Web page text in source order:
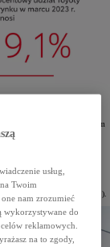
rynku motoryzacyjnego. W tym
niż w przypadku marki
osobowych wzrósł
aż sześć modeli Toyoty.
się Yaris (5365 egz.), drugą
Toyota C-HR w zestawieniu
a RAV4 – dziewiąte (2125 egz.).
usług,
Twoim
nam zrozumieć
wykorzystywane do
reklamowych.
na to zgody,